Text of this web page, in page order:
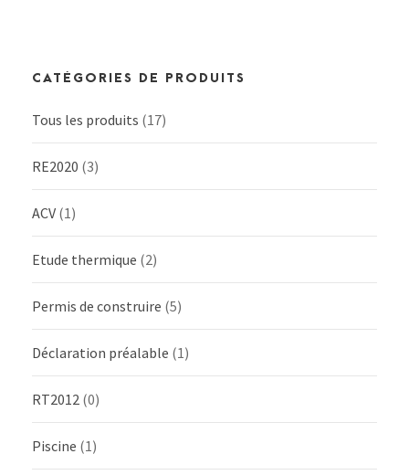
CATÉGORIES DE PRODUITS
Tous les produits (17)
RE2020 (3)
ACV (1)
Etude thermique (2)
Permis de construire (5)
Déclaration préalable (1)
RT2012 (0)
Piscine (1)